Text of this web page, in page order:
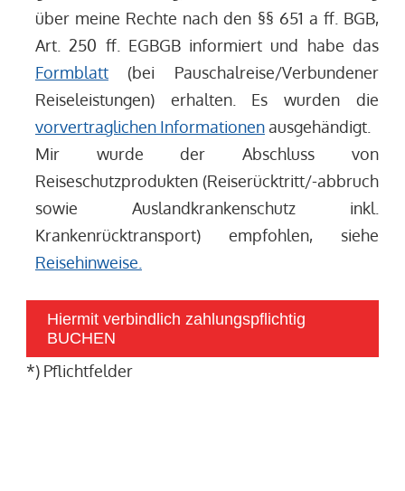
über meine Rechte nach den §§ 651 a ff. BGB,
Art. 250 ff. EGBGB informiert und habe das
Formblatt(bei Pauschalreise/Verbundener
Reiseleistungen) erhalten. Es wurden die
vorvertraglichen Informationenausgehändigt.
Mir wurde der Abschluss von
Reiseschutzprodukten (Reiserücktritt/-abbruch
sowie Auslandkrankenschutz inkl.
Krankenrücktransport) empfohlen, siehe
Reisehinweise.
Hiermit verbindlich zahlungspflichtig
BUCHEN
*) Pflichtfelder